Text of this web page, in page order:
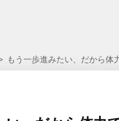
もう一歩進みたい、だから体